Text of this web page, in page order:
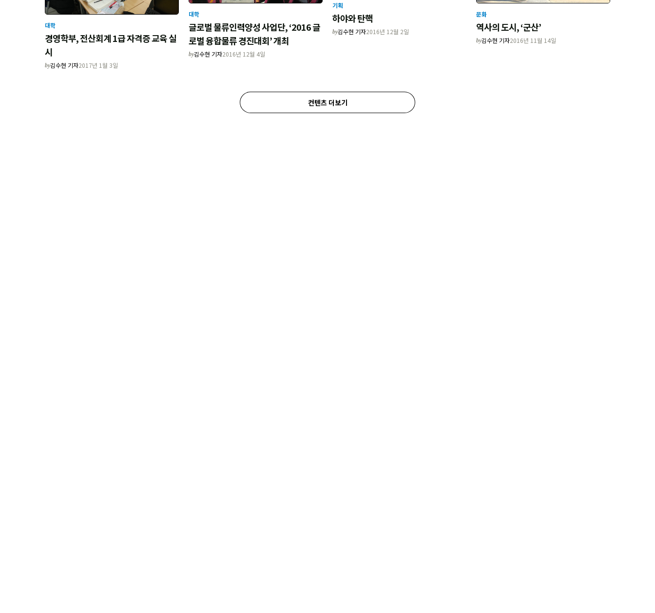
대학
경영학부, 전산회계 1급 자격증 교육 실
시
by김수현 기자2017년 1월 3일
대학
글로벌 물류인력양성 사업단, ‘2016 글
로벌 융합물류 경진대회’ 개최
by김수현 기자2016년 12월 4일
기획
하야와 탄핵
by김수현 기자2016년 12월 2일
문화
역사의 도시, ‘군산’
by김수현 기자2016년 11월 14일
컨텐츠 더보기